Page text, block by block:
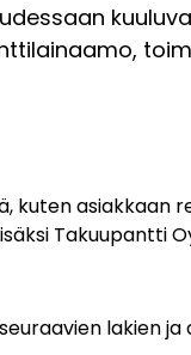
kuten asiakkaan
Takuupantti
lakien ja